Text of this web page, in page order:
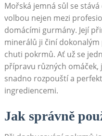
Mořská jemná sůl se
volbou nejen mezi
domácími gurmány. Její
minerálů ji činí
chuti pokrmů. Ať už se
přípravu různých
snadno rozpouští a
ingrediencemi.
Jak správně